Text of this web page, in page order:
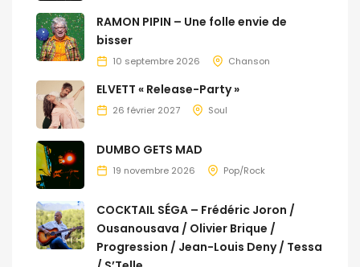
RAMON PIPIN – Une folle envie de
bisser
10 septembre 2026 Chanson
ELVETT « Release-Party »
26 février 2027 Soul
DUMBO GETS MAD
19 novembre 2026 Pop/Rock
COCKTAIL SÉGA – Frédéric Joron /
Ousanousava / Olivier Brique /
Progression / Jean-Louis Deny / Tessa